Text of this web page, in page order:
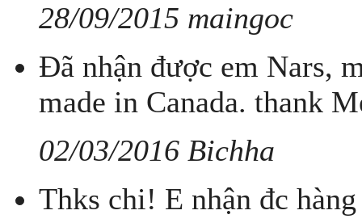
28/09/2015 maingoc
Đã nhận được em Nars,
made in Canada. thank
02/03/2016 Bichha
Thks chi! E nhận đc